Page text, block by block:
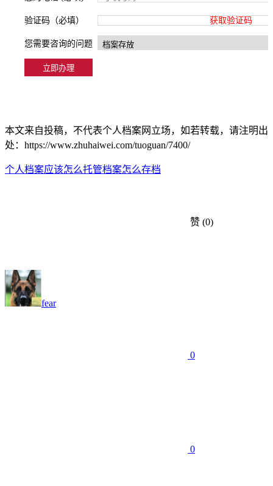
验证码（必填） 获取验证码
您需要咨询的问题
本文来自投稿，不代表个人档案网立场，如若转载，请注明出
处：https://www.zhuhaiwei.com/tuoguan/7400/
个人档案应该怎么托管档案怎么存档
赞 (0)
fear
0
0